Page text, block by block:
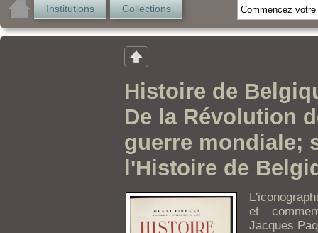
Institutions Collections
Histoire de
De la Révolution
guerre mondiale;
l'Histoire de
et
Jacques